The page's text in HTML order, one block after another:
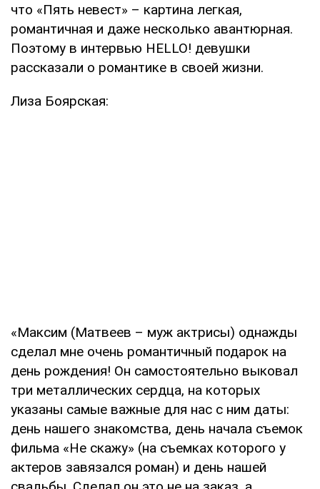
что «Пять невест» – картина легкая,
романтичная и даже несколько авантюрная.
Поэтому в интервью HELLO! девушки
рассказали о романтике в своей жизни.
Лиза Боярская:
«Максим (Матвеев – муж актрисы) однажды
сделал мне очень романтичный подарок на
день рождения! Он самостоятельно выковал
три металлических сердца, на которых
указаны самые важные для нас с ним даты:
день нашего знакомства, день начала съемок
фильма «Не скажу» (на съемках которого у
актеров завязался роман) и день нашей